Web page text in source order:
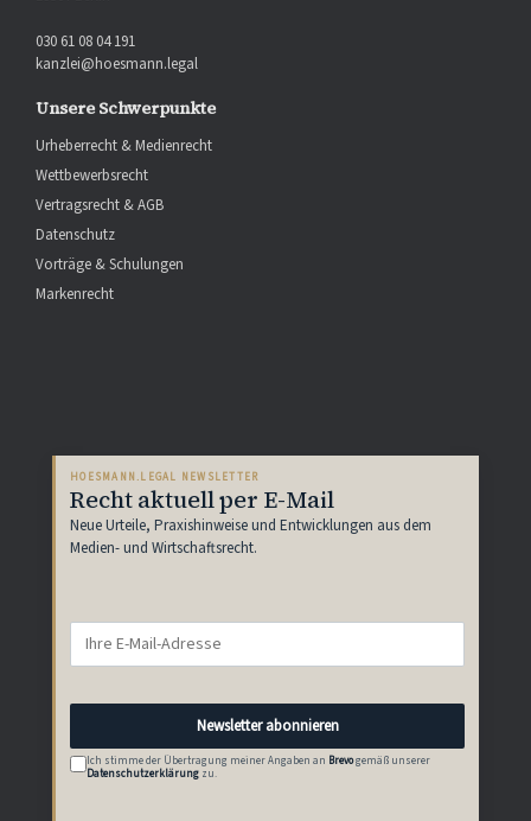
030 61 08 04 191
kanzlei@hoesmann.legal
Unsere Schwerpunkte
Urheberrecht & Medienrecht
Wettbewerbsrecht
Vertragsrecht & AGB
Datenschutz
Vorträge & Schulungen
Markenrecht
HOESMANN.LEGAL NEWSLETTER
Recht aktuell per E-Mail
Neue Urteile, Praxishinweise und Entwicklungen aus dem
Medien- und Wirtschaftsrecht.
Newsletter abonnieren
Ich stimme der Übertragung meiner Angaben an Brevogemäß unserer
Datenschutzerklärung zu.